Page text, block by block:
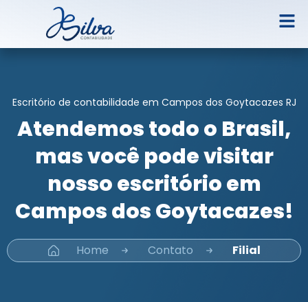
Escritório de contabilidade em Campos dos Goytacazes RJ
Atendemos todo o Brasil,
mas você pode visitar
nosso escritório em
Campos dos Goytacazes!
Home Contato Filial